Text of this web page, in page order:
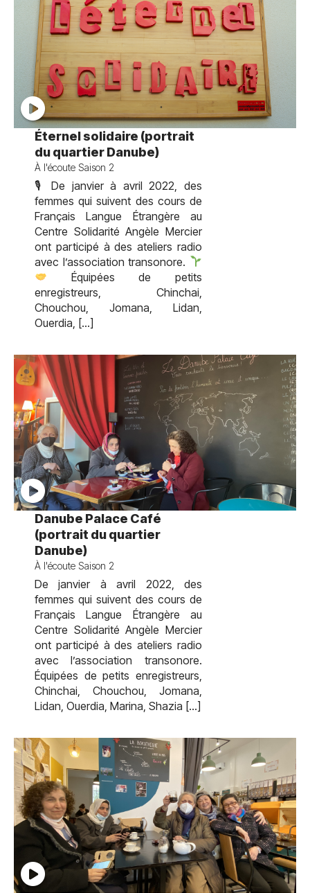
Éternel solidaire (portrait
du quartier Danube)
À l'écoute Saison 2
🎙 De janvier à avril 2022, des
femmes qui suivent des cours de
Français Langue Étrangère au
Centre Solidarité Angèle Mercier
ont participé à des ateliers radio
avec l’association transonore.
Équipées de petits
enregistreurs, Chinchai,
Chouchou, Jomana, Lidan,
Ouerdia, […]
Danube Palace Café
(portrait du quartier
Danube)
À l'écoute Saison 2
De janvier à avril 2022, des
femmes qui suivent des cours de
Français Langue Étrangère au
Centre Solidarité Angèle Mercier
ont participé à des ateliers radio
avec l’association transonore.
Équipées de petits enregistreurs,
Chinchai, Chouchou, Jomana,
Lidan, Ouerdia, Marina, Shazia […]